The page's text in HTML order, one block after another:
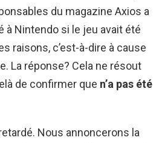
du magazine Axios a
à Nintendo si le jeu avait été
raisons, c’est-à-dire à cause
La réponse? Cela ne résout
de confirmer que n’a pas été
Nous annoncerons la